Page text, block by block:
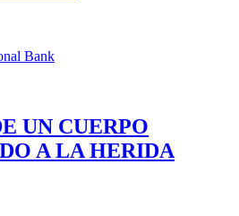
UN CUERPO
A LA HERIDA